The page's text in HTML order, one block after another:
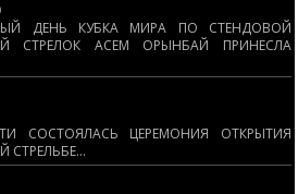
ДЕНЬ КУБКА МИРА ПО СТЕНДОВОЙ
СТРЕЛОК АСЕМ ОРЫНБАЙ ПРИНЕСЛА
СОСТОЯЛАСЬ ЦЕРЕМОНИЯ ОТКРЫТИЯ
СТРЕЛЬБЕ...